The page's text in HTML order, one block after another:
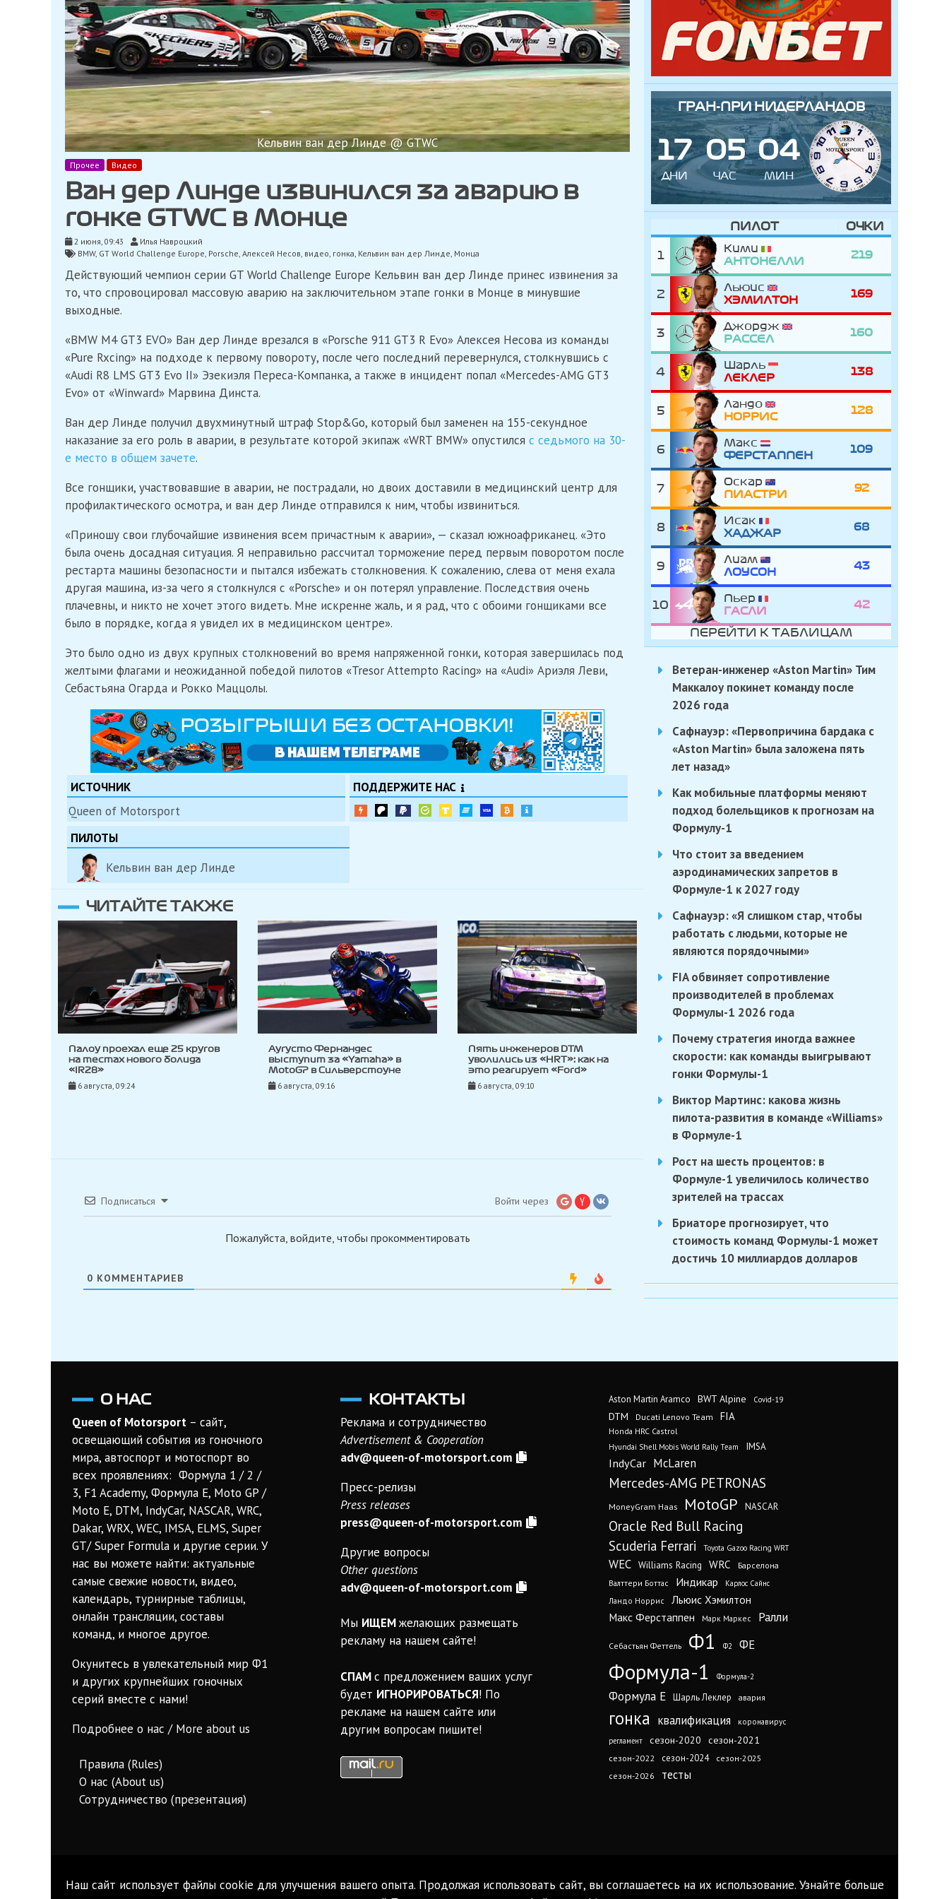
Кельвин ван дер Линде @ GTWC
Прочее Видео
Ван дер Линде извинился за аварию в
гонке GTWC в Монце
2 июня, 09:43
Илья Навроцкий
BMW, GT World Challenge Europe, Porsche, Алексей Несов, видео, гонка, Кельвин ван дер Линде, Монца
Действующий чемпион серии GT World Challenge Europe Кельвин ван дер Линде принес извинения за
то, что спровоцировал массовую аварию на заключительном этапе гонки в Монце в минувшие
выходные.
«BMW M4 GT3 EVO» Ван дер Линде врезался в «Porsche 911 GT3 R Evo» Алексея Несова из команды
«Pure Rxcing» на подходе к первому повороту, после чего последний перевернулся, столкнувшись с
«Audi R8 LMS GT3 Evo II» Эзекиэля Переса-Компанка, а также в инцидент попал «Mercedes-AMG GT3
Evo» от «Winward» Марвина Динста.
Ван дер Линде получил двухминутный штраф Stop&Go, который был заменен на 155-секундное
наказание за его роль в аварии, в результате которой экипаж «WRT BMW» опустился с седьмого на 30-
е место в общем зачете.
Все гонщики, участвовавшие в аварии, не пострадали, но двоих доставили в медицинский центр для
профилактического осмотра, и ван дер Линде отправился к ним, чтобы извиниться.
«Приношу свои глубочайшие извинения всем причастным к аварии», — сказал южноафриканец. «Это
была очень досадная ситуация. Я неправильно рассчитал торможение перед первым поворотом после
рестарта машины безопасности и пытался избежать столкновения. К сожалению, слева от меня ехала
другая машина, из-за чего я столкнулся с «Porsche» и он потерял управление. Последствия очень
плачевны, и никто не хочет этого видеть. Мне искренне жаль, и я рад, что с обоими гонщиками все
было в порядке, когда я увидел их в медицинском центре».
Это было одно из двух крупных столкновений во время напряженной гонки, которая завершилась под
желтыми флагами и неожиданной победой пилотов «Tresor Attempto Racing» на «Audi» Ариэля Леви,
Себастьяна Огарда и Рокко Маццолы.
ИСТОЧНИК
Queen of Motorsport
ПОДДЕРЖИТЕ НАС
ПИЛОТЫ
Кельвин ван дер Линде
ЧИТАЙТЕ ТАКЖЕ
Палоу проехал еще 25 кругов
на тестах нового болида
«IR28»
6 августа, 09:24
Аугусто Фернандес
выступит за «Yamaha» в
MotoGP в Сильверстоуне
6 августа, 09:16
Пять инженеров DTM
уволились из «HRT»: как на
это реагирует «Ford»
6 августа, 09:10
Подписаться Войти через
Пожалуйста, войдите, чтобы прокомментировать
0 КОММЕНТАРИЕВ
ГРАН-ПРИ НИДЕРЛАНДОВ
17
ДНИ
05
ЧАС
04
МИН
ПИЛОТ ОЧКИ
1
Кими
АНТОНЕЛЛИ
219
2
Льюис
ХЭМИЛТОН
169
3
Джордж
РАССЕЛ
160
4
Шарль
ЛЕКЛЕР
138
5
Ландо
НОРРИС
128
6
Макс
ФЕРСТАППЕН
109
7
Оскар
ПИАСТРИ
92
8
Исак
ХАДЖАР
68
9
Лиам
ЛОУСОН
43
10
Пьер
ГАСЛИ
42
ПЕРЕЙТИ К ТАБЛИЦАМ
Ветеран-инженер «Aston Martin» Тим
Маккалоу покинет команду после
2026 года
Сафнауэр: «Первопричина бардака с
«Aston Martin» была заложена пять
лет назад»
Как мобильные платформы меняют
подход болельщиков к прогнозам на
Формулу-1
Что стоит за введением
аэродинамических запретов в
Формуле-1 к 2027 году
Сафнауэр: «Я слишком стар, чтобы
работать с людьми, которые не
являются порядочными»
FIA обвиняет сопротивление
производителей в проблемах
Формулы-1 2026 года
Почему стратегия иногда важнее
скорости: как команды выигрывают
гонки Формулы-1
Виктор Мартинс: какова жизнь
пилота-развития в команде «Williams»
в Формуле-1
Рост на шесть процентов: в
Формуле-1 увеличилось количество
зрителей на трассах
Бриаторе прогнозирует, что
стоимость команд Формулы-1 может
достичь 10 миллиардов долларов
О НАС
Queen of Motorsport – сайт,
освещающий события из гоночного
мира, автоспорт и мотоспорт во
всех проявлениях: Формула 1 / 2 /
3, F1 Academy, Формула Е, Moto GP /
Moto E, DTM, IndyCar, NASCAR, WRC,
Dakar, WRX, WEC, IMSA, ELMS, Super
GT/ Super Formula и другие серии. У
нас вы можете найти: актуальные
самые свежие новости, видео,
календарь, турнирные таблицы,
онлайн трансляции, составы
команд, и многое другое.
Окунитесь в увлекательный мир Ф1
и других крупнейших гоночных
серий вместе с нами!
Подробнее о нас / More about us
Правила (Rules)
О нас (About us)
Сотрудничество (презентация)
КОНТАКТЫ
Реклама и сотрудничество
Advertisement & Cooperation
adv@queen-of-motorsport.com
Пресс-релизы
Press releases
press@queen-of-motorsport.com
Другие вопросы
Other questions
adv@queen-of-motorsport.com
Мы ИЩЕМжелающих размещать
рекламу на нашем сайте!
СПАМс предложением ваших услуг
будет ИГНОРИРОВАТЬСЯ! По
рекламе на нашем сайте или
другим вопросам пишите!
Aston Martin Aramco BWT Alpine Covid-19
DTM Ducati Lenovo Team FIA
Honda HRC Castrol
Hyundai Shell Mobis World Rally Team IMSA
IndyCar McLaren
Mercedes-AMG PETRONAS
MoneyGram Haas MotoGP NASCAR
Oracle Red Bull Racing
Scuderia Ferrari Toyota Gazoo Racing WRT
WEC Williams Racing WRC
Барселона
Валттери Боттас
Индикар Карлос Сайнс
Ландо Норрис
Льюис Хэмилтон
Макс Ферстаппен
Марк Маркес Ралли
Себастьян Феттель Ф1 Ф2 ФЕ
Формула-1 Формула-2
Формула Е Шарль Леклер авария
гонка квалификация коронавирус
регламент сезон-2020 сезон-2021
сезон-2022 сезон-2024
сезон-2025
сезон-2026
тесты
Наш сайт использует файлы cookie для улучшения вашего опыта. Продолжая использовать сайт, вы соглашаетесь на их использование. Узнайте больше